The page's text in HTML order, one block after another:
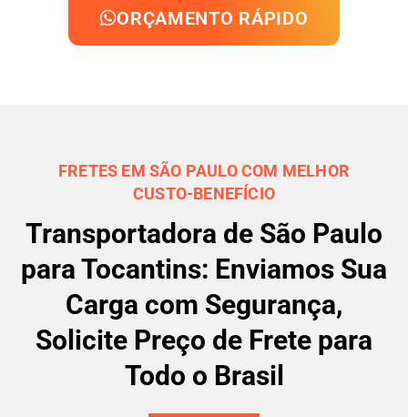
ORÇAMENTO RÁPIDO
FRETES EM SÃO PAULO COM MELHOR
CUSTO-BENEFÍCIO
Transportadora de São Paulo
para Tocantins: Enviamos Sua
Carga com Segurança,
Solicite Preço de Frete para
Todo o Brasil